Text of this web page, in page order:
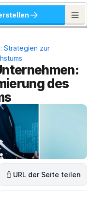
Strategien zur
des
URL der Seite teilen